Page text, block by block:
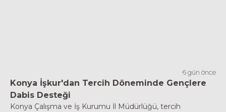
6 gün önce
Konya İşkur'dan Tercih Döneminde Gençlere
Dabis Desteği
Konya Çalışma ve İş Kurumu İl Müdürlüğü, tercih